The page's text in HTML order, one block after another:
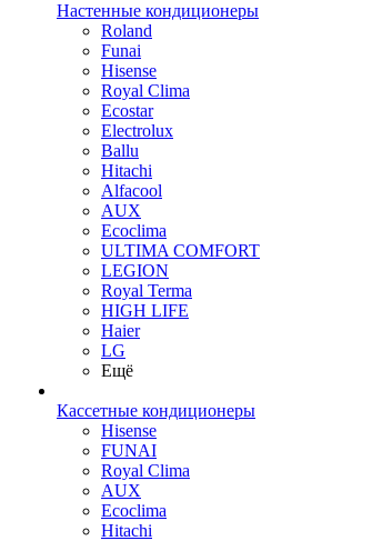
Настенные кондиционеры
Roland
Funai
Hisense
Royal Clima
Ecostar
Electrolux
Ballu
Hitachi
Alfacool
AUX
Ecoclima
ULTIMA COMFORT
LEGION
Royal Terma
HIGH LIFE
Haier
LG
Ещё
Кассетные кондиционеры
Hisense
FUNAI
Royal Clima
AUX
Ecoclima
Hitachi